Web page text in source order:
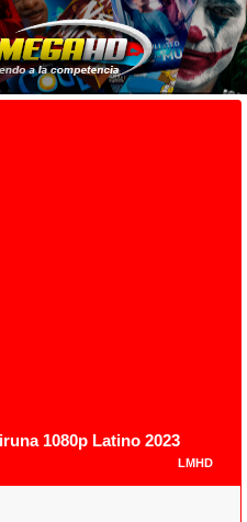
1080p Latino 2023
LMHD